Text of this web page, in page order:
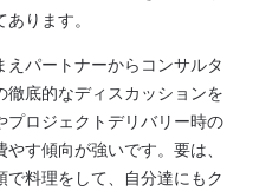
ります。
パートナーからコンサルタ
底的なディスカッションを
ロジェクトデリバリー時の
す傾向が強いです。要は、
料理をして、自分達にもク